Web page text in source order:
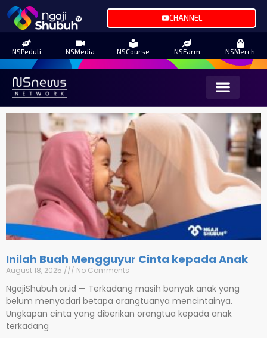
CHANNEL
NSPeduli NSMedia NSCourse NSFarm NSMerch
Inilah Buah Mengguyur Cinta kepada Anak
August 18, 2025 No Comments
NgajiShubuh.or.id — Terkadang masih banyak anak yang
belum menyadari betapa orangtuanya mencintainya.
Ungkapan cinta yang diberikan orangtua kepada anak
terkadang